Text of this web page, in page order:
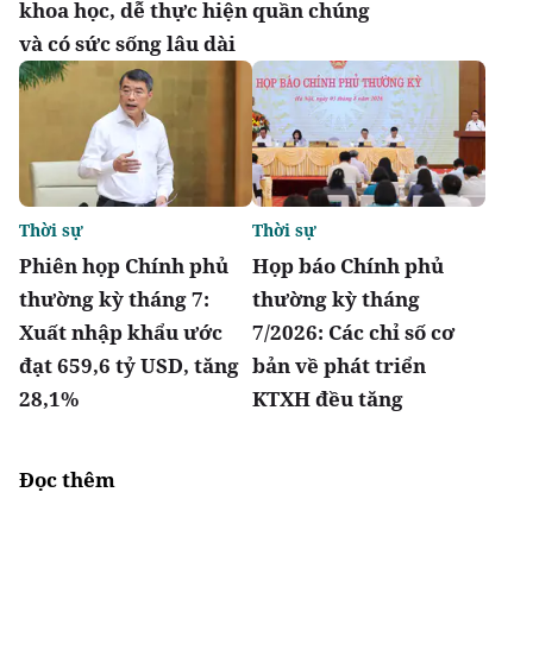
khoa học, dễ thực hiện
và có sức sống lâu dài
quần chúng
Phiên họp Chính phủ
thường kỳ tháng 7:
Xuất nhập khẩu ước
đạt 659,6 tỷ USD, tăng
28,1%
Thời sự
Họp báo Chính phủ
thường kỳ tháng
7/2026: Các chỉ số cơ
bản về phát triển
KTXH đều tăng
Thời sự
Đọc thêm